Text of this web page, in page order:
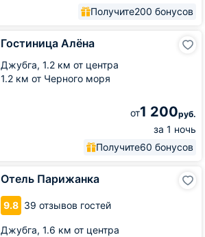
Получите200 бонусов
Гостиница Алёна
Джубга, 1.2 км от центра
1.2 км от Черного моря
от1 200руб.
за 1 ночь
Получите60 бонусов
Отель Парижанка
9.8 39 отзывов гостей
Джубга, 1.6 км от центра